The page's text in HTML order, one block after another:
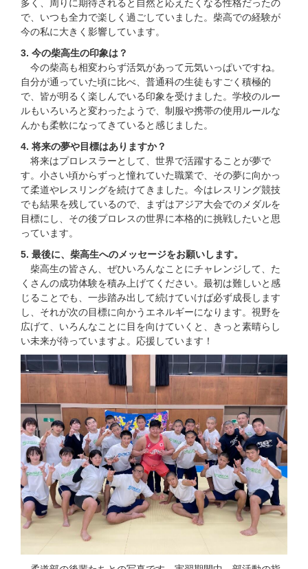
多く、周りに期待されると自然と応えたくなる性格だったの
で、いつも全力で楽しく過ごしていました。柴高での経験が
今の私に大きく影響しています。
3. 今の柴高生の印象は？
今の柴高も相変わらず活気があって元気いっぱいですね。
自分が通っていた頃に比べ、普通科の生徒もすごく積極的
で、皆が明るく楽しんでいる印象を受けました。学校のルー
ルもいろいろと変わったようで、制服や携帯の使用ルールな
んかも柔軟になってきていると感じました。
4. 将来の夢や目標はありますか？
将来はプロレスラーとして、世界で活躍することが夢で
す。小さい頃からずっと憧れていた職業で、その夢に向かっ
て柔道やレスリングを続けてきました。今はレスリング競技
でも結果を残しているので、まずはアジア大会でのメダルを
目標にし、その後プロレスの世界に本格的に挑戦したいと思
っています。
5. 最後に、柴高生へのメッセージをお願いします。
柴高生の皆さん、ぜひいろんなことにチャレンジして、た
くさんの成功体験を積み上げてください。最初は難しいと感
じることでも、一歩踏み出して続けていけば必ず成長します
し、それが次の目標に向かうエネルギーになります。視野を
広げて、いろんなことに目を向けていくと、きっと素晴らし
い未来が待っていますよ。応援しています！